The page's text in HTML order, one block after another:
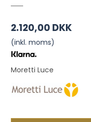
2.120,00 DKK
(inkl. moms)
Moretti Luce